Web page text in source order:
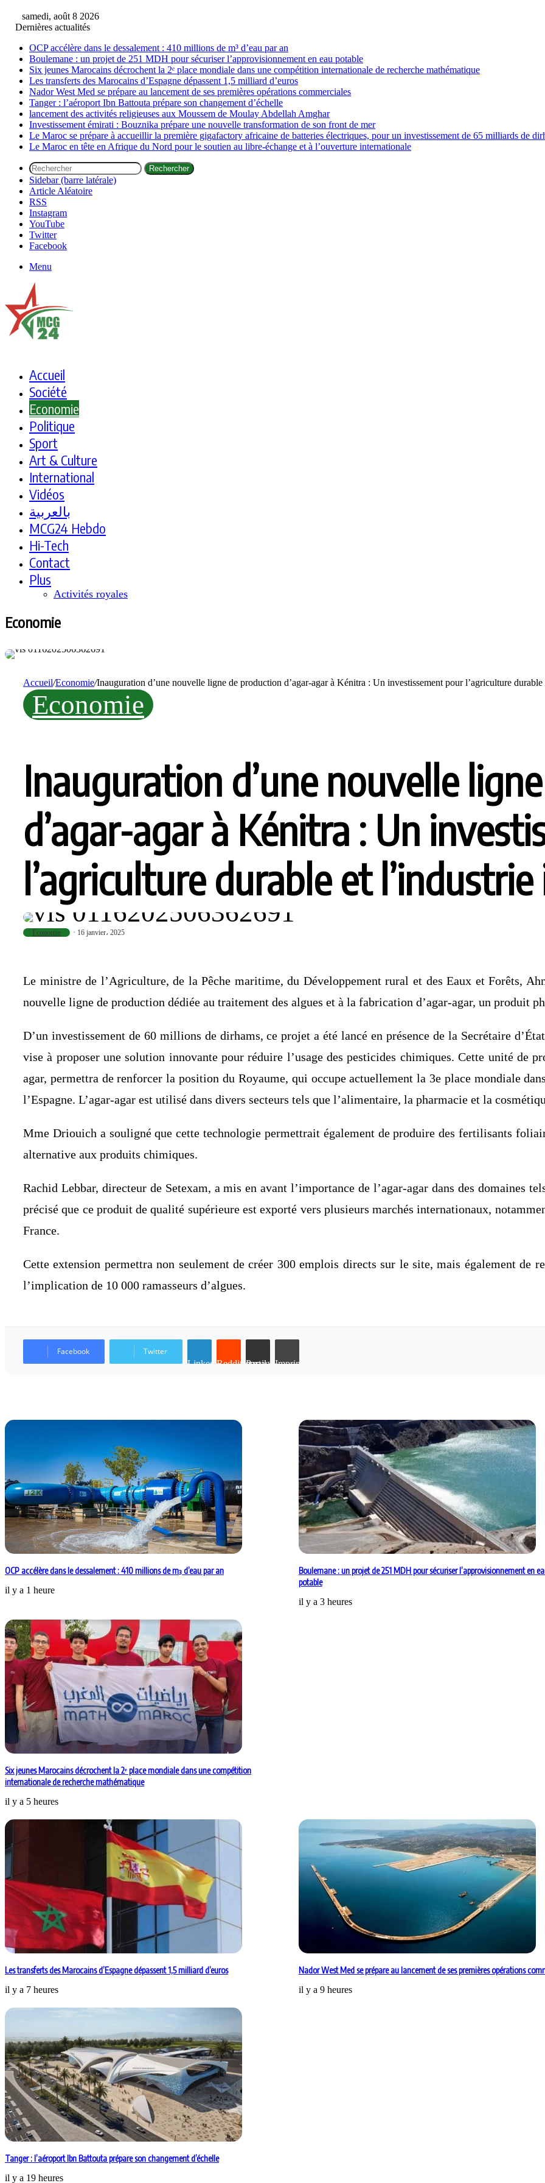
samedi, août 8 2026
Dernières actualités
OCP accélère dans le dessalement : 410 millions de m³ d’eau par an
Boulemane : un projet de 251 MDH pour sécuriser l’approvisionnement en eau potable
Six jeunes Marocains décrochent la 2ᵉ place mondiale dans une compétition internationale de recherche mathématique
Les transferts des Marocains d’Espagne dépassent 1,5 milliard d’euros
Nador West Med se prépare au lancement de ses premières opérations commerciales
Tanger : l’aéroport Ibn Battouta prépare son changement d’échelle
lancement des activités religieuses aux Moussem de Moulay Abdellah Amghar
Investissement émirati : Bouznika prépare une nouvelle transformation de son front de mer
Le Maroc se prépare à accueillir la première gigafactory africaine de batteries électriques, pour un investissement de 65 milliards de
Le Maroc en tête en Afrique du Nord pour le soutien au libre-échange et à l’ouverture internationale
Rechercher
Sidebar (barre latérale)
Article Aléatoire
RSS
Instagram
YouTube
Twitter
Facebook
Menu
Accueil
Société
Economie
Politique
Sport
Art & Culture
International
Vidéos
بالعربية
MCG24 Hebdo
Hi-Tech
Contact
Plus
Activités royales
Economie
Accueil/Economie/Inauguration d’une nouvelle ligne de production d’agar-agar à Kénitra : Un investissement pour l’agriculture
Economie
Inauguration d’une nouvelle
d’agar-agar à Kénitra : Un
l’agriculture durable et
Economie 16 janvier، 2025
Le ministre de l’Agriculture, de la Pêche maritime, du Développement rural et des Eaux et Forêts,
nouvelle ligne de production dédiée au traitement des algues et à la fabrication d’agar-agar, un produit
D’un investissement de 60 millions de dirhams, ce projet a été lancé en présence de la Secrétaire
vise à proposer une solution innovante pour réduire l’usage des pesticides chimiques. Cette unité de
agar, permettra de renforcer la position du Royaume, qui occupe actuellement la 3e place mondiale
l’Espagne. L’agar-agar est utilisé dans divers secteurs tels que l’alimentaire, la pharmacie et la
Mme Driouich a souligné que cette technologie permettrait également de produire des fertilisants
alternative aux produits chimiques.
Rachid Lebbar, directeur de Setexam, a mis en avant l’importance de l’agar-agar dans des domaines
précisé que ce produit de qualité supérieure est exporté vers plusieurs marchés internationaux,
France.
Cette extension permettra non seulement de créer 300 emplois directs sur le site, mais également de
l’implication de 10 000 ramasseurs d’algues.
Facebook
Twitter
LinkedinReddit Partager par email Imprimer
OCP accélère dans le dessalement : 410 millions de m³ d’eau par an
il y a 1 heure
Boulemane : un projet de 251 MDH pour sécuriser l’approvisionnement en
potable
il y a 3 heures
Six jeunes Marocains décrochent la 2ᵉ place mondiale dans une compétition
internationale de recherche mathématique
il y a 5 heures
Les transferts des Marocains d’Espagne dépassent 1,5 milliard d’euros
il y a 7 heures
Nador West Med se prépare au lancement de ses premières opérations
il y a 9 heures
Tanger : l’aéroport Ibn Battouta prépare son changement d’échelle
il y a 19 heures